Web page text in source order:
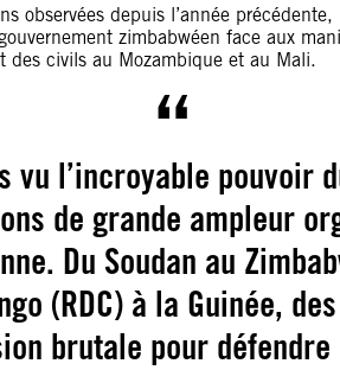
observées depuis l’année
zimbabwéen face aux
des civils au Mozambique et au Mali.
vu l’incroyable pouvoir
de grande ampleur
Du Soudan au
(RDC) à la Guinée,
brutale pour